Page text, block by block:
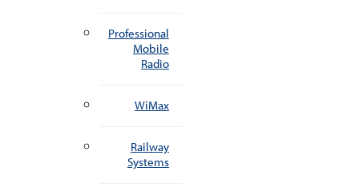
Professional
Mobile
Radio
WiMax
Railway
Systems